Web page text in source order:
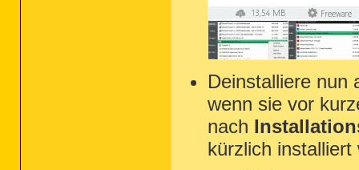
Deinstalliere nun
wenn sie vor
nach
kürzlich